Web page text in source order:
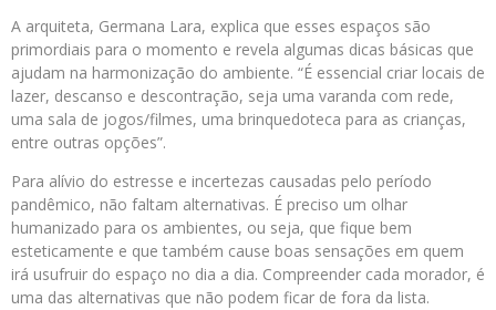
A arquiteta, Germana Lara, explica que esses espaços são
primordiais para o momento e revela algumas dicas básicas que
ajudam na harmonização do ambiente. “É essencial criar locais de
lazer, descanso e descontração, seja uma varanda com rede,
uma sala de jogos/filmes, uma brinquedoteca para as crianças,
entre outras opções”.
Para alívio do estresse e incertezas causadas pelo período
pandêmico, não faltam alternativas. É preciso um olhar
humanizado para os ambientes, ou seja, que fique bem
esteticamente e que também cause boas sensações em quem
irá usufruir do espaço no dia a dia. Compreender cada morador, é
uma das alternativas que não podem ficar de fora da lista.